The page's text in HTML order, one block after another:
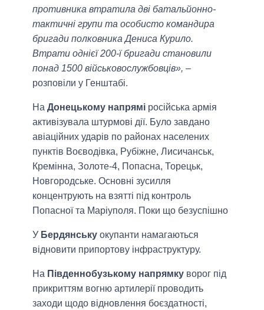
противника втратила дві батальйонно-
тактичні групи та особисто командира
бригади полковника Дениса Курило.
Втрати однієї 200-ї бригади становили
понад 1500 військовослужбовців», –
розповіли у Генштабі.
На Донецькому напрямі російська армія
активізувала штурмові дії. Було завдано
авіаційних ударів по районах населених
пунктів Воєводівка, Рубіжне, Лисичанськ,
Кремінна, Золоте-4, Попасна, Торецьк,
Новгородське. Основні зусилля
концентрують на взятті під контроль
Попасної та Маріуполя. Поки що безуспішно
У Бердянську окупанти намагаються
відновити припортову інфраструктуру.
На Південнобузькому напрямку ворог під
прикриттям вогню артилерії проводить
заходи щодо відновлення боєздатності,